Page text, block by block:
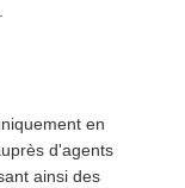
en
d'agents
ainsi des